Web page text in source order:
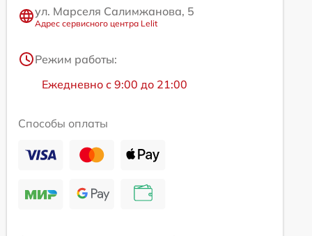
ул. Марселя Салимжанова, 5
Адрес сервисного центра Lelit
Режим работы:
Ежедневно с 9:00 до 21:00
Способы оплаты